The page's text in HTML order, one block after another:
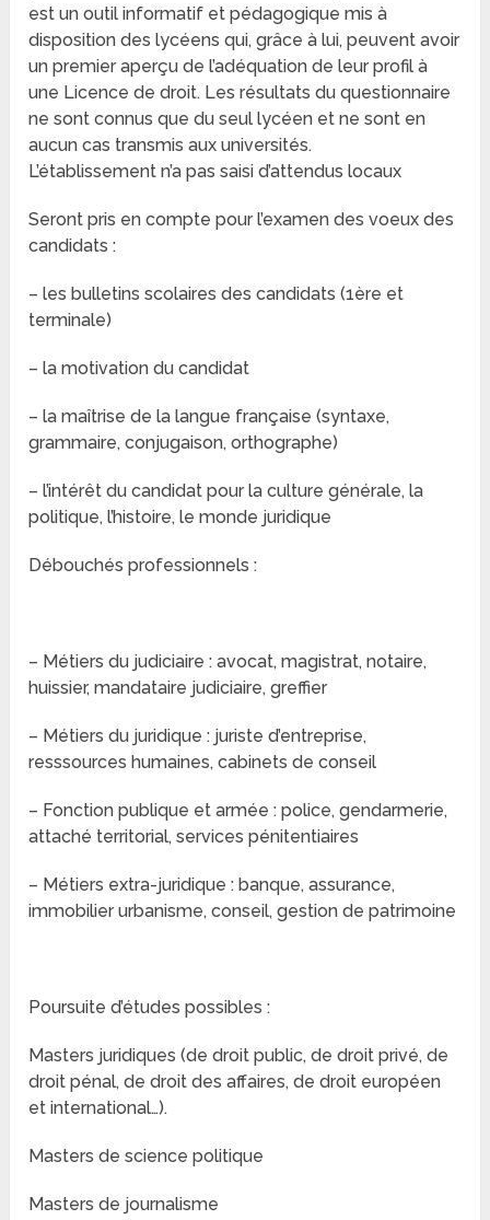
est un outil informatif et pédagogique mis à
disposition des lycéens qui, grâce à lui, peuvent avoir
un premier aperçu de l’adéquation de leur profil à
une Licence de droit. Les résultats du questionnaire
ne sont connus que du seul lycéen et ne sont en
aucun cas transmis aux universités.
L’établissement n’a pas saisi d’attendus locaux
Seront pris en compte pour l’examen des voeux des
candidats :
– les bulletins scolaires des candidats (1ère et
terminale)
– la motivation du candidat
– la maîtrise de la langue française (syntaxe,
grammaire, conjugaison, orthographe)
– l’intérêt du candidat pour la culture générale, la
politique, l’histoire, le monde juridique
Débouchés professionnels :
– Métiers du judiciaire : avocat, magistrat, notaire,
huissier, mandataire judiciaire, greffier
– Métiers du juridique : juriste d’entreprise,
resssources humaines, cabinets de conseil
– Fonction publique et armée : police, gendarmerie,
attaché territorial, services pénitentiaires
– Métiers extra-juridique : banque, assurance,
immobilier urbanisme, conseil, gestion de patrimoine
Poursuite d’études possibles :
Masters juridiques (de droit public, de droit privé, de
droit pénal, de droit des affaires, de droit européen
et international…).
Masters de science politique
Masters de journalisme